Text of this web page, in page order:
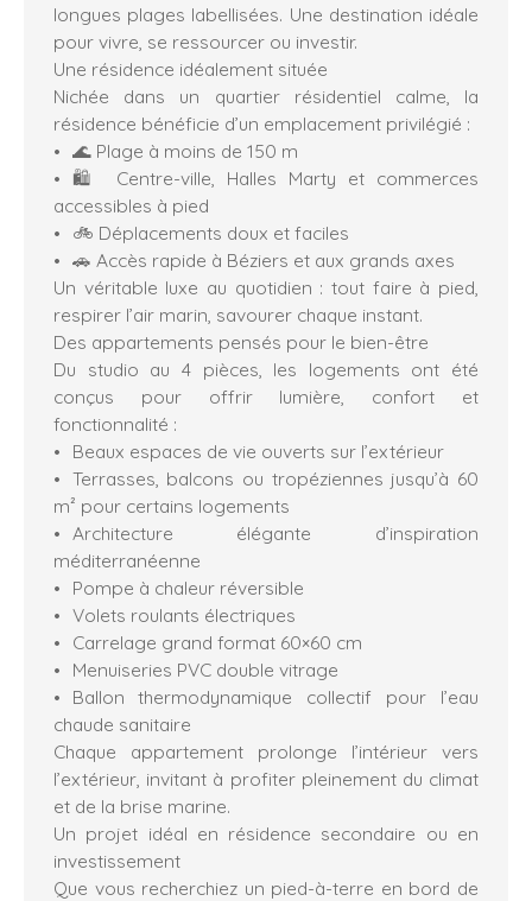
longues plages labellisées. Une destination idéale
pour vivre, se ressourcer ou investir.
Une résidence idéalement située
Nichée dans un quartier résidentiel calme, la
résidence bénéficie d’un emplacement privilégié :
🌊 Plage à moins de 150 m
🛍️ Centre-ville, Halles Marty et commerces
accessibles à pied
🚲 Déplacements doux et faciles
🚗 Accès rapide à Béziers et aux grands axes
Un véritable luxe au quotidien : tout faire à pied,
respirer l’air marin, savourer chaque instant.
Des appartements pensés pour le bien-être
Du studio au 4 pièces, les logements ont été
conçus pour offrir lumière, confort et
fonctionnalité :
Beaux espaces de vie ouverts sur l’extérieur
Terrasses, balcons ou tropéziennes jusqu’à 60
m² pour certains logements
Architecture élégante d’inspiration
méditerranéenne
Pompe à chaleur réversible
Volets roulants électriques
Carrelage grand format 60×60 cm
Menuiseries PVC double vitrage
Ballon thermodynamique collectif pour l’eau
chaude sanitaire
Chaque appartement prolonge l’intérieur vers
l’extérieur, invitant à profiter pleinement du climat
et de la brise marine.
Un projet idéal en résidence secondaire ou en
investissement
Que vous recherchiez un pied-à-terre en bord de